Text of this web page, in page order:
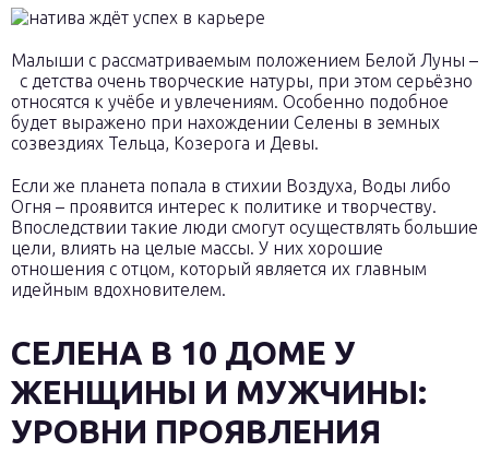
Малыши с рассматриваемым положением Белой Луны –
с детства очень творческие натуры, при этом серьёзно
относятся к учёбе и увлечениям. Особенно подобное
будет выражено при нахождении Селены в земных
созвездиях Тельца, Козерога и Девы.
Если же планета попала в стихии Воздуха, Воды либо
Огня – проявится интерес к политике и творчеству.
Впоследствии такие люди смогут осуществлять большие
цели, влиять на целые массы. У них хорошие
отношения с отцом, который является их главным
идейным вдохновителем.
СЕЛЕНА В 10 ДОМЕ У
ЖЕНЩИНЫ И МУЖЧИНЫ:
УРОВНИ ПРОЯВЛЕНИЯ